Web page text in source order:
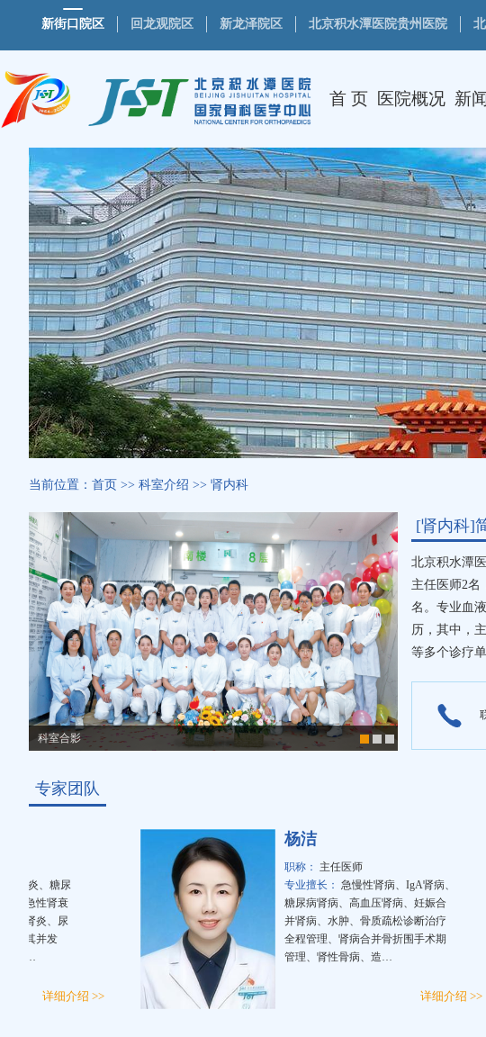
新街口院区 回龙观院区 新龙泽院区 北京积水潭医院贵州医院
首 页 医院概况 新
当前位置： 首页 >> 科室介绍 >> 肾内科
科室合影
[肾内科]
北京积水潭
主任医师2名
名。专业血
历，其中，
等多个诊疗
专家团队
、糖尿
性肾衰
炎、尿
并发
详细介绍 >>
杨洁
职称：主任医师
专业擅长：急慢性肾病、IgA肾病、
糖尿病肾病、高血压肾病、妊娠合
并肾病、水肿、骨质疏松诊断治疗
全程管理、肾病合并骨折围手术期
管理、肾性骨病、造…
详细介绍 >>